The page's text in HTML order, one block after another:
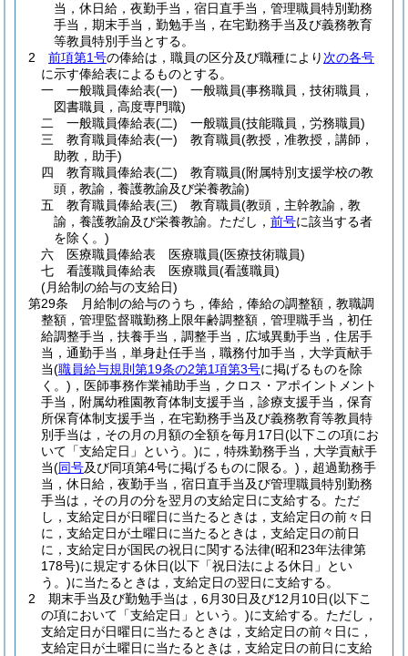
当，休日給，夜勤手当，宿日直手当，管理職員特別勤務
手当，期末手当，勤勉手当，在宅勤務手当及び義務教育
等教員特別手当とする。
2
前項第1号の俸給は，職員の区分及び職種により 次の各号
に示す俸給表によるものとする。
一
一般職員俸給表(一) 一般職員(事務職員，技術職員，
図書職員，高度専門職)
二
一般職員俸給表(二) 一般職員(技能職員，労務職員)
三
教育職員俸給表(一) 教育職員(教授，准教授，講師，
助教，助手)
四
教育職員俸給表(二) 教育職員(附属特別支援学校の教
頭，教諭，養護教諭及び栄養教諭)
五
教育職員俸給表(三) 教育職員(教頭，主幹教諭，教
諭，養護教諭及び栄養教諭。ただし， 前号に該当する者
を除く。)
六
医療職員俸給表 医療職員(医療技術職員)
七
看護職員俸給表 医療職員(看護職員)
(月給制の給与の支給日)
第29条
月給制の給与のうち，俸給，俸給の調整額，教職調
整額，管理監督職勤務上限年齢調整額，管理職手当，初任
給調整手当，扶養手当，調整手当，広域異動手当，住居手
当，通勤手当，単身赴任手当，職務付加手当，大学貢献手
当(職員給与規則第19条の2第1項第3号に掲げるものを除
く。) ，医師事務作業補助手当，クロス・アポイントメント
手当，附属幼稚園教育体制支援手当，診療支援手当，保育
所保育体制支援手当，在宅勤務手当及び義務教育等教員特
別手当は，その月の月額の全額を毎月17日(以下この項にお
いて「支給定日」という。)に，特殊勤務手当，大学貢献手
当(同号及び同項第4号に掲げるものに限る。) ，超過勤務手
当，休日給，夜勤手当，宿日直手当及び管理職員特別勤務
手当は，その月の分を翌月の支給定日に支給する。 ただ
し，支給定日が日曜日に当たるときは，支給定日の前々日
に，支給定日が土曜日に当たるときは，支給定日の前日
に，支給定日が国民の祝日に関する法律(昭和23年法律第
178号)に規定する休日(以下「祝日法による休日」とい
う。)に当たるときは，支給定日の翌日に支給する。
2
期末手当及び勤勉手当は，6月30日及び12月10日(以下こ
の項において「支給定日」という。)に支給する。 ただし，
支給定日が日曜日に当たるときは，支給定日の前々日に，
支給定日が土曜日に当たるときは，支給定日の前日に支給